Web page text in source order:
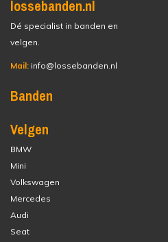
lossebanden.nl
Dé specialist in banden en
velgen.
Mail: info@lossebanden.nl
Banden
Velgen
BMW
Mini
Volkswagen
Mercedes
Audi
Seat